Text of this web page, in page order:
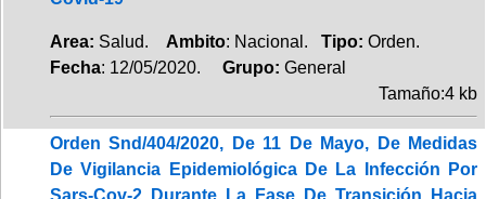
Area: Salud. Ambito: Nacional. Tipo: Orden.
Fecha: 12/05/2020. Grupo: General
Tamaño:4 kb
Orden Snd/404/2020, De 11 De Mayo, De Medidas
De Vigilancia Epidemiológica De La Infección Por
Sars-Cov-2 Durante La Fase De Transición Hacia